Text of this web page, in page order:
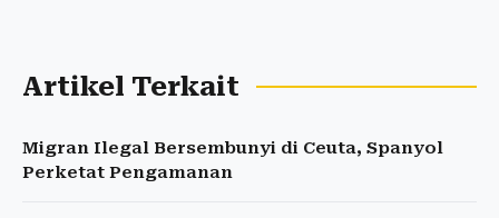
Artikel Terkait
Migran Ilegal Bersembunyi di Ceuta, Spanyol
Perketat Pengamanan